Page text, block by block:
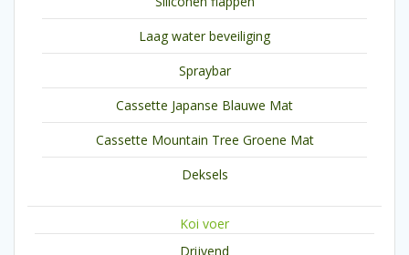
Laag water beveiliging
Spraybar
Cassette Japanse Blauwe Mat
Cassette Mountain Tree Groene Mat
Deksels
Koi voer
Drijvend